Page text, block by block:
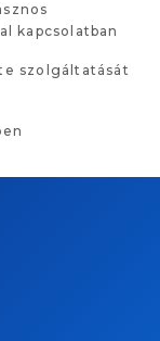
kapcsolatban
szolgáltatását